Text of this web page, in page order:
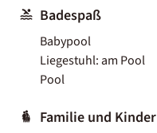
Badespaß
Babypool
Liegestuhl: am Pool
Pool
Familie und Kinder